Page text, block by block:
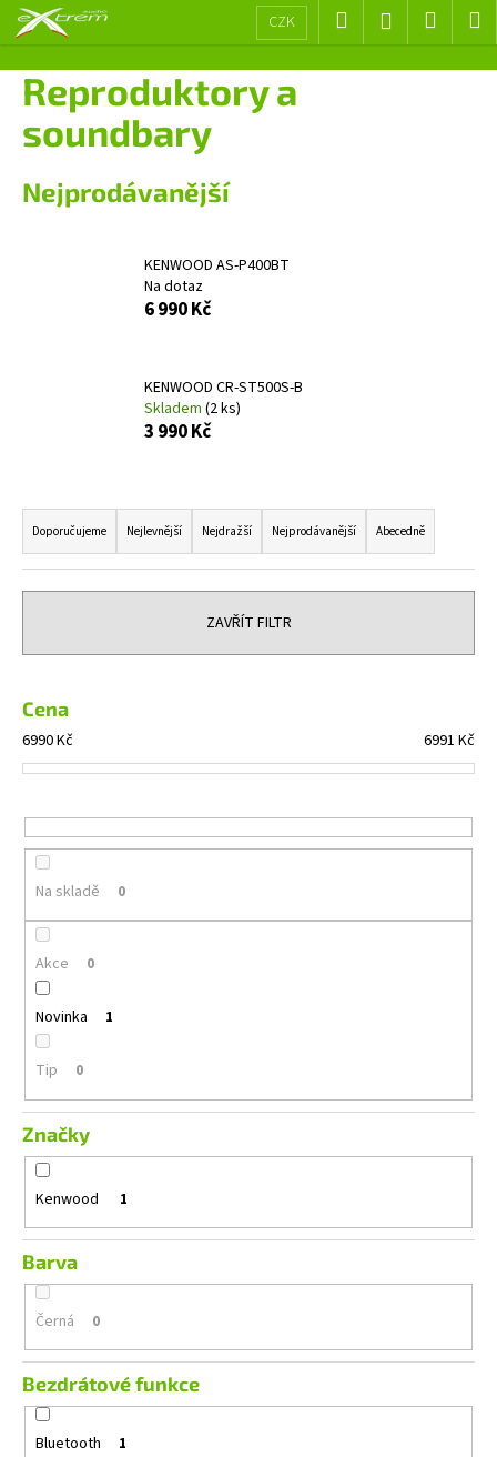
Přejít
CZK Hledat Přihlášení
košík
Reproduktory a
soundbary
Nejprodávanější
KENWOOD AS-P400BT
Na dotaz
6 990 Kč
KENWOOD CR-ST500S-B
Skladem (2 ks)
3 990 Kč
Ř
a
z
e
í
r
o
d
k
t
Doporučujeme Nejlevnější Nejdražší Nejprodávanější Abecedně
ZAVŘÍT FILTR
Cena
6990Kč 6991 Kč
Na skladě 0
Akce 0
Novinka 1
Tip 0
Značky
Kenwood 1
Barva
Černá 0
Bezdrátové funkce
Bluetooth 1
š
C
o
p
o
a
j
í
D
o
m
e
GROUND
ZERO
GZRC
165.2SQX-
IV
5
599
Kč
Původně:
5
899
Kč